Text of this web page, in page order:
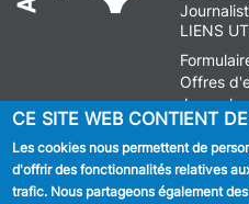
LIENS
Offres
Journal
SUIVEZ
CE SITE WEB CONTIENT
Les cookies nous permettent de
d'offrir des fonctionnalités relatives
trafic. Nous partageons également